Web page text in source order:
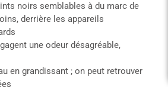
noirs semblables à du marc de
derrière les appareils
une odeur désagréable,
en grandissant ; on peut retrouver